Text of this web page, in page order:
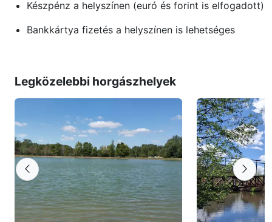
Készpénz a helyszínen (euró és forint is elfogadott)
Bankkártya fizetés a helyszínen is lehetséges
Legközelebbi horgászhelyek